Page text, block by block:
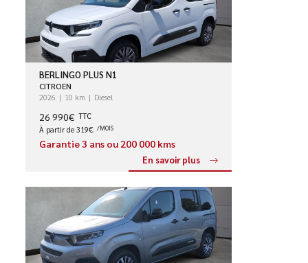
BERLINGO PLUS N1
CITROEN
2026 10 km Diesel
26 990€ TTC
À partir de 319€ /MOIS
Garantie 3 ans ou 200 000 kms
En savoir plus